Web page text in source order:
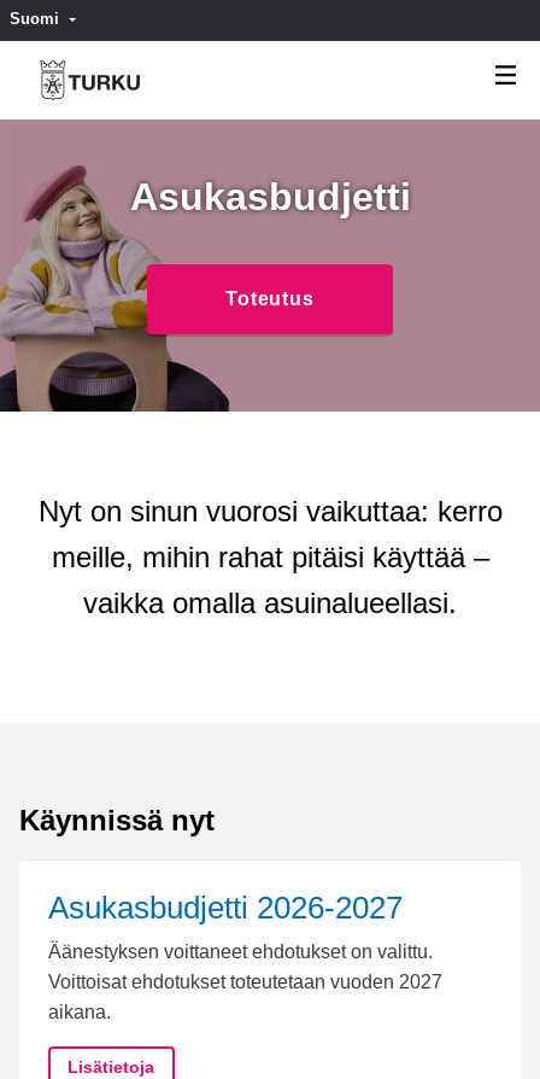
Suomi Valitse kieli
Asukasbudjetti
Toteutus
Nyt on sinun vuorosi vaikuttaa: kerro
meille, mihin rahat pitäisi käyttää –
vaikka omalla asuinalueellasi.
Käynnissä nyt
Asukasbudjetti 2026-2027
Äänestyksen voittaneet ehdotukset on valittu.
Voittoisat ehdotukset toteutetaan vuoden 2027
aikana.
Asukasbudjetti 2026-2027
Lisätietoja